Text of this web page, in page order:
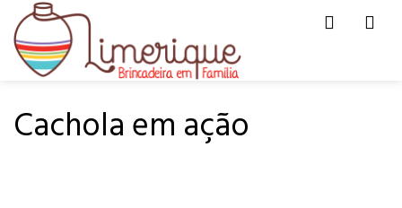
HOME PÁ-PUM
Cachola em ação